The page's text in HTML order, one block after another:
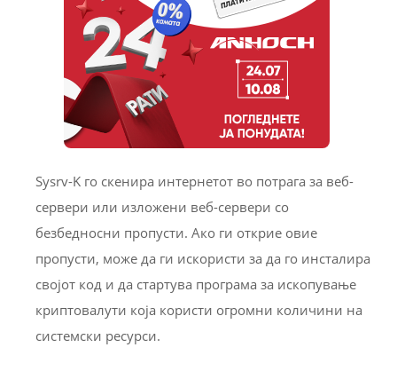
Sysrv-K го скенира интернетот во потрага за веб-
сервери или изложени веб-сервери со
безбедносни пропусти. Ако ги открие овие
пропусти, може да ги искористи за да го инсталира
својот код и да стартува програма за ископување
криптовалути која користи огромни количини на
системски ресурси.